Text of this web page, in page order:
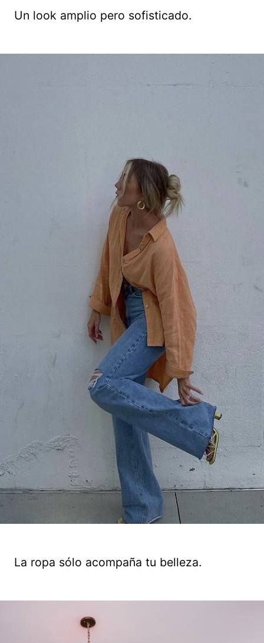
Un look amplio pero sofisticado.
La ropa sólo acompaña tu belleza.